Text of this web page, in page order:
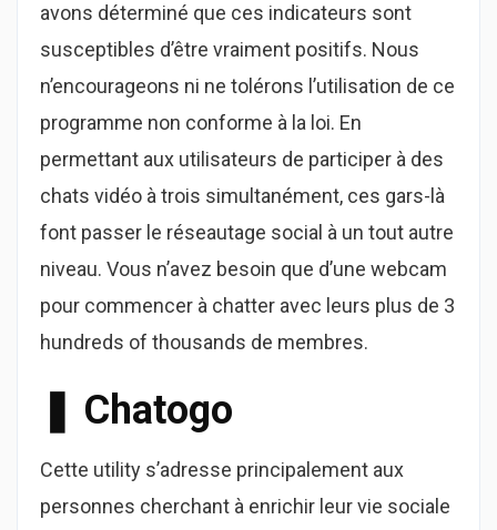
avons déterminé que ces indicateurs sont
susceptibles d’être vraiment positifs. Nous
n’encourageons ni ne tolérons l’utilisation de ce
programme non conforme à la loi. En
permettant aux utilisateurs de participer à des
chats vidéo à trois simultanément, ces gars-là
font passer le réseautage social à un tout autre
niveau. Vous n’avez besoin que d’une webcam
pour commencer à chatter avec leurs plus de 3
hundreds of thousands de membres.
❚ Chatogo
Cette utility s’adresse principalement aux
personnes cherchant à enrichir leur vie sociale